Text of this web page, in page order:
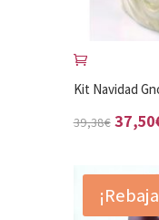
Kit Navidad
39,38€ El
era:
37,50